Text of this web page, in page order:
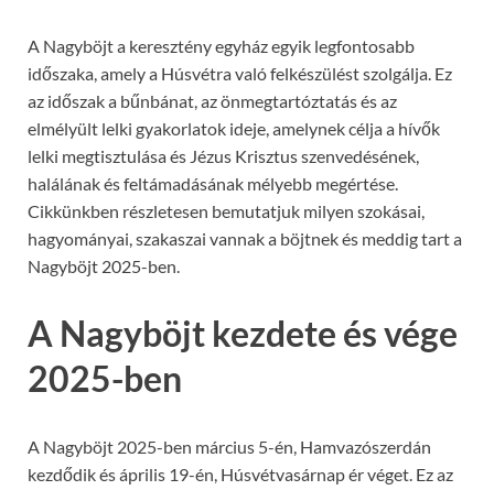
A Nagyböjt a keresztény egyház egyik legfontosabb
időszaka, amely a Húsvétra való felkészülést szolgálja. Ez
az időszak a bűnbánat, az önmegtartóztatás és az
elmélyült lelki gyakorlatok ideje, amelynek célja a hívők
lelki megtisztulása és Jézus Krisztus szenvedésének,
halálának és feltámadásának mélyebb megértése.
Cikkünkben részletesen bemutatjuk milyen szokásai,
hagyományai, szakaszai vannak a böjtnek és meddig tart a
Nagyböjt 2025-ben.
A Nagyböjt kezdete és vége
2025-ben
A Nagyböjt 2025-ben március 5-én, Hamvazószerdán
kezdődik és április 19-én, Húsvétvasárnap ér véget. Ez az